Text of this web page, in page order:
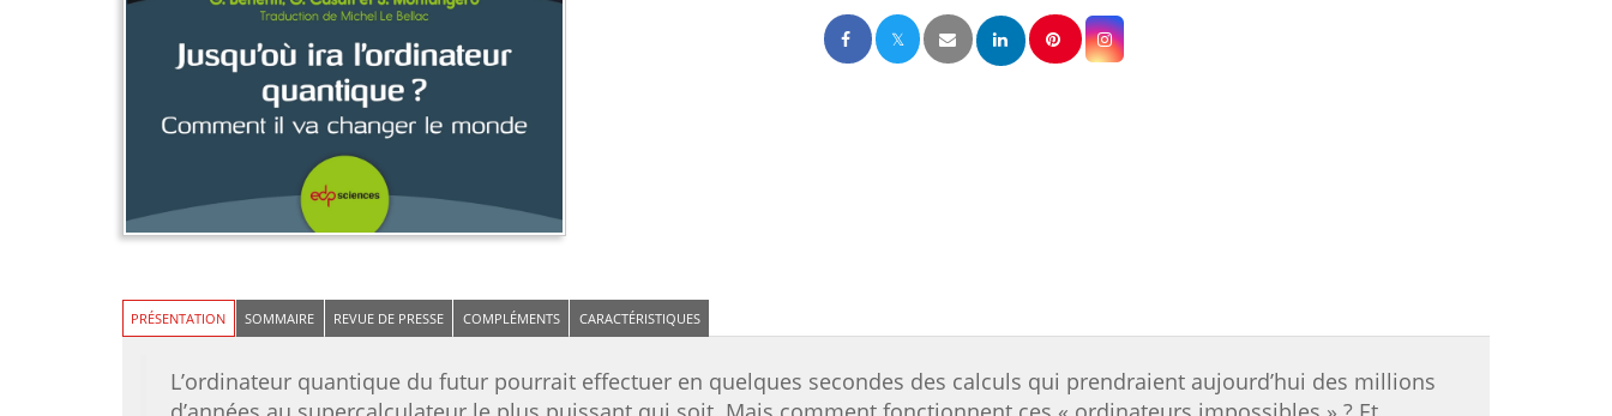
PRÉSENTATION SOMMAIRE REVUE DE PRESSE COMPLÉMENTS CARACTÉRISTIQUES
L’ordinateur quantique du futur pourrait effectuer en quelques secondes des calculs qui prendraient aujourd’hui des millions